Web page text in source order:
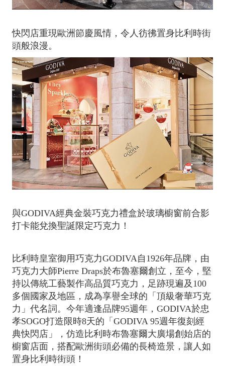
快閃店重現歐洲節慶風情，令人彷彿置身比利時街
頭般浪漫。
與GODIVA經典金裝巧克力禮盒於玻璃櫥窗前合影
打卡能兌換聖誕限定巧克力！
比利時皇室御用巧克力GODIVA自1926年品牌，由
巧克力大師Pierre Draps於布魯塞爾創立，至今，堅
持以傳統工藝製作高品質巧克力，足跡現遍及100
多個國家及地區，成為享譽全球的「頂級奢華巧克
力」代名詞。今年適逢品牌95週年，GODIVA於忠
孝SOGO打造限時8天的「GODIVA 95週年復刻經
典快閃店」，仿造比利時布魯塞爾大廣場創始店的
櫥窗店面，搭配歐洲街頭必備的長椅造景，讓人如
置身比利時街頭！